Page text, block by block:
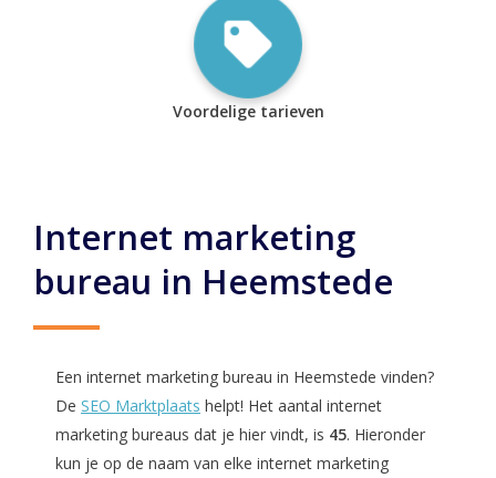
Voordelige tarieven
Internet marketing
bureau in Heemstede
Een internet marketing bureau in Heemstede vinden?
De SEO Marktplaats helpt! Het aantal internet
marketing bureaus dat je hier vindt, is 45. Hieronder
kun je op de naam van elke internet marketing